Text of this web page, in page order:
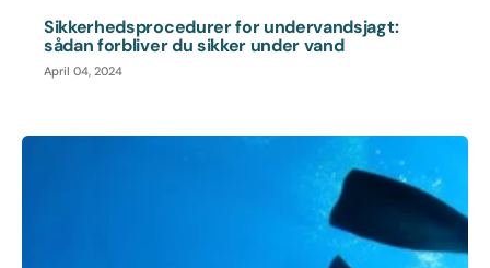
Sikkerhedsprocedurer for undervandsjagt:
sådan forbliver du sikker under vand
April 04, 2024